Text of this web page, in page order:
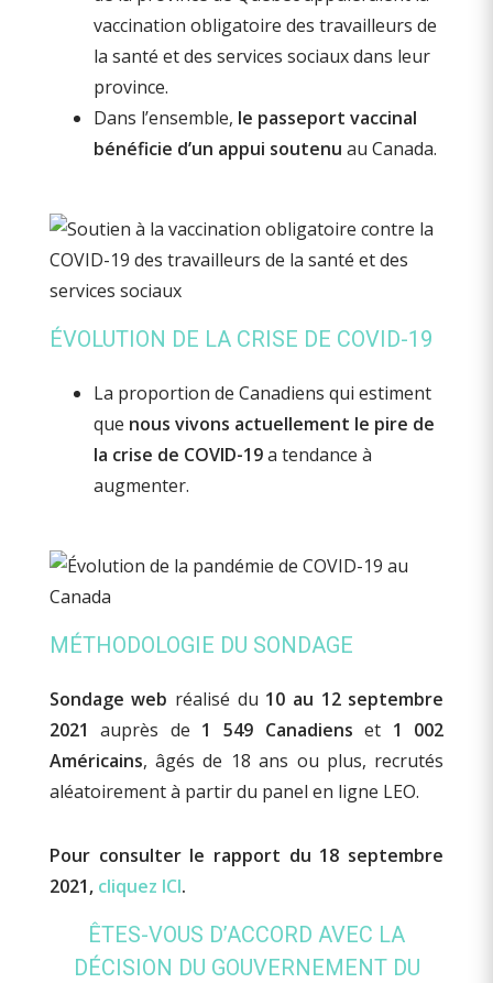
vaccination obligatoire des travailleurs de
la santé et des services sociaux dans leur
province.
Dans l’ensemble, le passeport vaccinal
bénéficie d’un appui soutenu au Canada.
ÉVOLUTION DE LA CRISE DE COVID-19
La proportion de Canadiens qui estiment
que nous vivons actuellement le pire de
la crise de COVID-19a tendance à
augmenter.
MÉTHODOLOGIE DU SONDAGE
Sondage web réalisé du 10 au 12 septembre
2021 auprès de 1 549 Canadiens et 1 002
Américains, âgés de 18 ans ou plus, recrutés
aléatoirement à partir du panel en ligne LEO.
Pour consulter le rapport du 18 septembre
2021, cliquez ICI.
ÊTES-VOUS D’ACCORD AVEC LA
DÉCISION DU GOUVERNEMENT DU